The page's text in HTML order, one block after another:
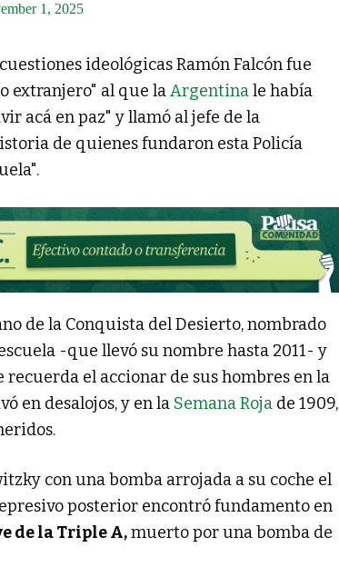
1, 2025
ideológicas Ramón Falcón fue
extranjero" al que laArgentinale había
acá en paz" y llamó al jefe de la
de quienes fundaron esta Policía
de la Conquista del Desierto, nombrado
-que llevó su nombre hasta 2011- y
el accionar de sus hombres en la
en desalojos, y en la Semana Roja de 1909,
con una bomba arrojada a su coche el
posterior encontró fundamento en
de la Triple A,muerto por una bomba de